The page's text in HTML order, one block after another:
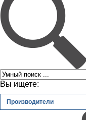
Вы ищете:
Производители